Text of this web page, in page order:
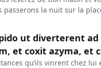
passerons la nuit sur la
ut diverterent
et coxit azyma, et
qu’ils vinrent chez